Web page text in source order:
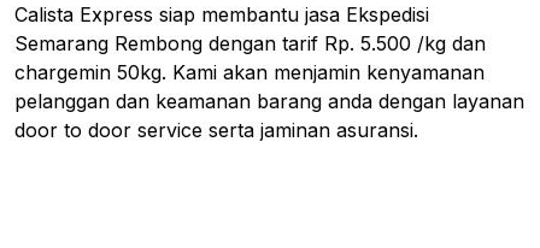
Calista Express siap membantu jasa Ekspedisi
Semarang Rembong dengan tarif Rp. 5.500 /kg dan
chargemin 50kg. Kami akan menjamin kenyamanan
pelanggan dan keamanan barang anda dengan layanan
door to door service serta jaminan asuransi.